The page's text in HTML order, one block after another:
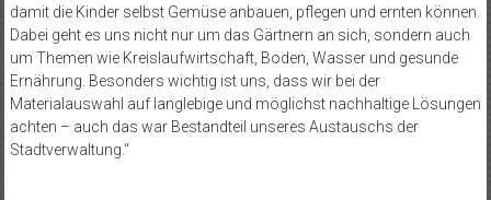
damit die Kinder selbst Gemüse anbauen, pflegen und ernten können.
Dabei geht es uns nicht nur um das Gärtnern an sich, sondern auch
um Themen wie Kreislaufwirtschaft, Boden, Wasser und gesunde
Ernährung. Besonders wichtig ist uns, dass wir bei der
Materialauswahl auf langlebige und möglichst nachhaltige Lösungen
achten – auch das war Bestandteil unseres Austauschs der
Stadtverwaltung.“